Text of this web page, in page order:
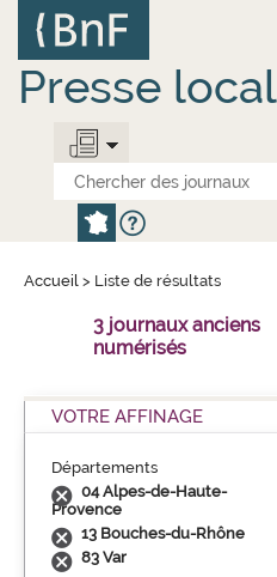
contenu
principal
Presse
Accueil > Liste de résultats
3 journaux anciens
numérisés
VOTRE AFFINAGE
Départements
04 Alpes-de-Haute-
Provence
13 Bouches-du-Rhône
83 Var
Panneau de gestion des cookies